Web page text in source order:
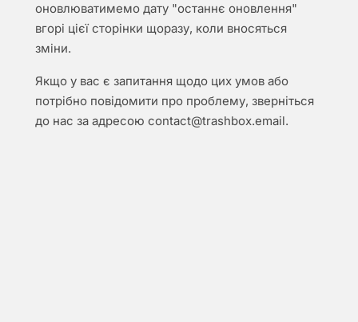
оновлюватимемо дату "останнє оновлення"
вгорі цієї сторінки щоразу, коли вносяться
зміни.
Якщо у вас є запитання щодо цих умов або
потрібно повідомити про проблему, зверніться
до нас за адресою contact@trashbox.email.